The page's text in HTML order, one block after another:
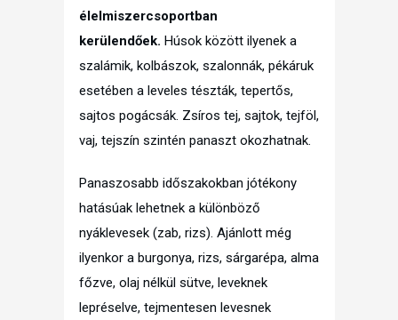
élelmiszercsoportban
kerülendőek. Húsok között ilyenek a
szalámik, kolbászok, szalonnák, pékáruk
esetében a leveles tészták, tepertős,
sajtos pogácsák. Zsíros tej, sajtok, tejföl,
vaj, tejszín szintén panaszt okozhatnak.
Panaszosabb időszakokban jótékony
hatásúak lehetnek a különböző
nyáklevesek (zab, rizs). Ajánlott még
ilyenkor a burgonya, rizs, sárgarépa, alma
főzve, olaj nélkül sütve, leveknek
lepréselve, tejmentesen levesnek